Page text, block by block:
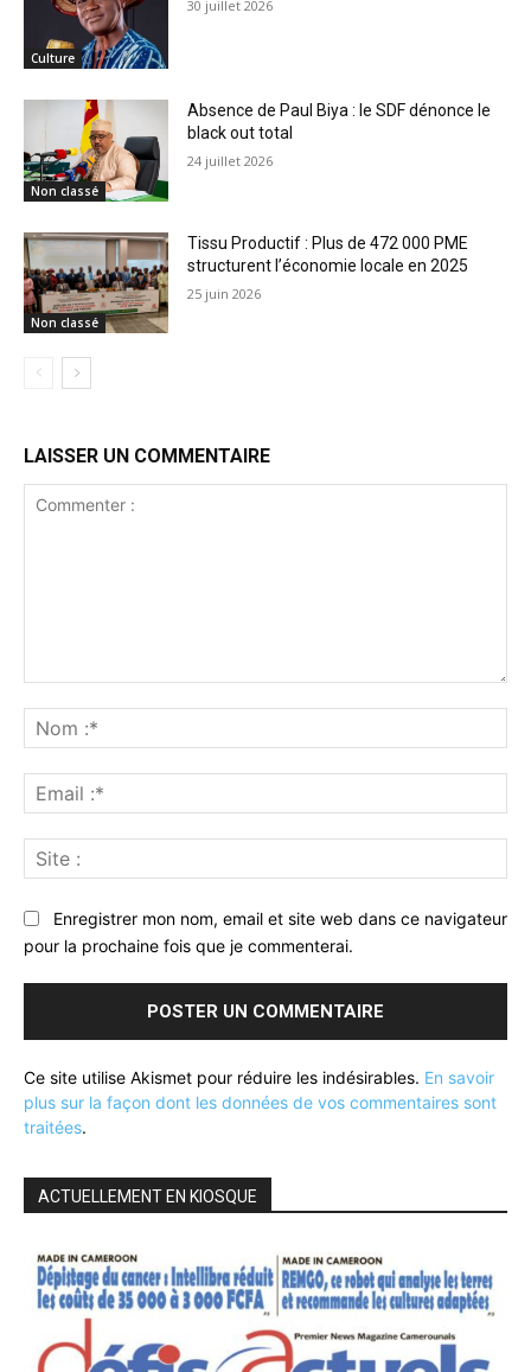
Culture
30 juillet 2026
Non classé
Absence de Paul Biya : le SDF dénonce le
black out total
24 juillet 2026
Non classé
Tissu Productif : Plus de 472 000 PME
structurent l’économie locale en 2025
25 juin 2026
LAISSER UN COMMENTAIRE
:*
:*
:
Enregistrer mon nom, email et site web dans ce navigateur
pour la prochaine fois que je commenterai.
Ce site utilise Akismet pour réduire les indésirables. En savoir
plus sur la façon dont les données de vos commentaires sont
traitées.
ACTUELLEMENT EN KIOSQUE